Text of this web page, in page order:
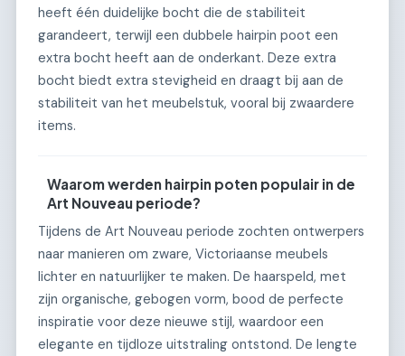
heeft één duidelijke bocht die de stabiliteit
garandeert, terwijl een dubbele hairpin poot een
extra bocht heeft aan de onderkant. Deze extra
bocht biedt extra stevigheid en draagt bij aan de
stabiliteit van het meubelstuk, vooral bij zwaardere
items.
Waarom werden hairpin poten populair in de
Art Nouveau periode?
Tijdens de Art Nouveau periode zochten ontwerpers
naar manieren om zware, Victoriaanse meubels
lichter en natuurlijker te maken. De haarspeld, met
zijn organische, gebogen vorm, bood de perfecte
inspiratie voor deze nieuwe stijl, waardoor een
elegante en tijdloze uitstraling ontstond. De lengte